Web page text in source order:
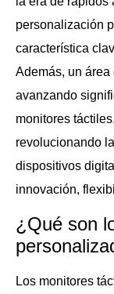
personalización
característica
Además, un
avanzando
monitores
revolucionando
dispositivos
innovación,
¿Qué son
Los monitores